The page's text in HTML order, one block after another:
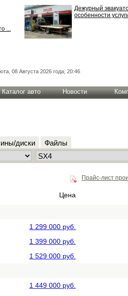
...
Дежурный
особенности
08 Августа 2026 года, 20:46
Каталог авто Новости
диски Файлы
Прайс-лист
Цена
1 299 000 руб.
1 399 000 руб.
1 529 000 руб.
1 449 000 руб.